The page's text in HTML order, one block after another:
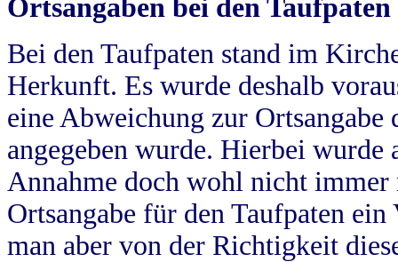
Ortsangaben bei den Taufpaten
Bei den Taufpaten stand im
Herkunft. Es wurde deshalb
eine Abweichung zur
angegeben wurde. Hierbei wurde
Annahme doch wohl nicht
Ortsangabe für den Taufpaten
man aber von der Richtigkeit